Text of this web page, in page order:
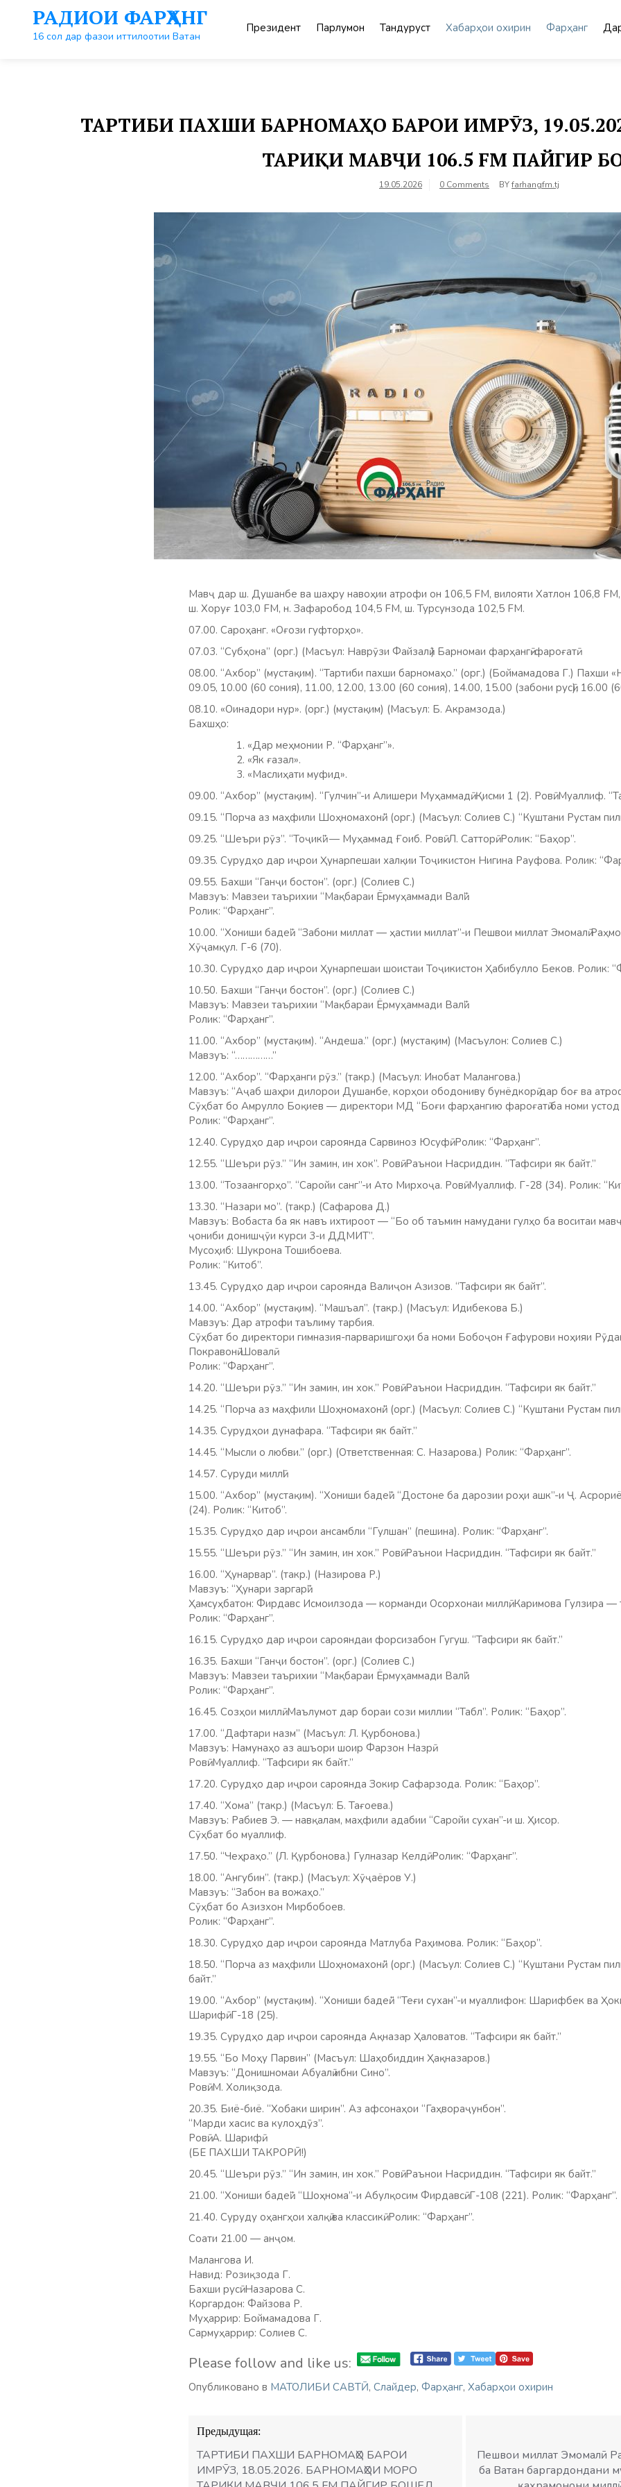
контенту
РАДИОИ ФАРҲАНГ
16 сол дар фазои иттилоотии Ватан
Президент Парлумон Тандурустӣ Хабарҳои охирин Фарҳанг
ТАРТИБИ ПАХШИ БАРНОМАҲО БАРОИ ИМРӮЗ,
ТАРИҚИ МАВҶИ 106.5 FM ПАЙГИР
19.05.2026 0 Comments BYfarhangfm.tj
Мавҷ дар ш. Душанбе ва шаҳру навоҳии атрофи он 106,5 FM, вилояти Хатлон 106,8
ш. Хоруғ 103,0 FM, н. Зафаробод 104,5 FM, ш. Турсунзода 102,5 FM.
07.00. Сароҳанг. «Оғози гуфторҳо».
07.03. “Субҳона” (орг.) (Масъул: Наврӯзи Файзалӣ.) Барномаи фарҳангӣ-фароғатӣ.
08.00. “Ахбор” (мустақим). “Тартиби пахши барномаҳо.” (орг.) (Боймамадова Г.) Пахши
09.05, 10.00 (60 сония), 11.00, 12.00, 13.00 (60 сония), 14.00, 15.00 (забони русӣ), 16.00
08.10. «Оинадори нур». (орг.) (мустақим) (Масъул: Б. Акрамзода.)
Бахшҳо:
«Дар меҳмонии Р. “Фарҳанг”».
«Як ғазал».
«Маслиҳати муфид».
09.00. “Ахбор” (мустақим). “Гулчин”-и Алишери Муҳаммадӣ. Қисми 1 (2). Ровӣ: Муаллиф.
09.15. “Порча аз маҳфили Шоҳномахонӣ.” (орг.) (Масъул: Солиев С.) “Куштани Рустам
09.25. “Шеъри рӯз”. “Тоҷикӣ” — Муҳаммад Ғоиб. Ровӣ: Л. Сатторӣ. Ролик: “Баҳор”.
09.35. Сурудҳо дар иҷрои Ҳунарпешаи халқии Тоҷикистон Нигина Рауфова. Ролик:
09.55. Бахши “Ганҷи бостон”. (орг.) (Солиев С.)
Мавзуъ: Мавзеи таърихии “Мақбараи Ёрмуҳаммади Валӣ”.
Ролик: “Фарҳанг”.
10.00. “Хониши бадеӣ”. “Забони миллат — ҳастии миллат”-и Пешвои миллат Эмомалӣ
Хӯҷамқул. Г-6 (70).
10.30. Сурудҳо дар иҷрои Ҳунарпешаи шоистаи Тоҷикистон Ҳабибулло Беков. Ролик:
10.50. Бахши “Ганҷи бостон”. (орг.) (Солиев С.)
Мавзуъ: Мавзеи таърихии “Мақбараи Ёрмуҳаммади Валӣ”.
Ролик: “Фарҳанг”.
11.00. “Ахбор” (мустақим). “Андеша.” (орг.) (мустақим) (Масъулон: Солиев С.)
Мавзуъ: “……………”
12.00. “Ахбор”. “Фарҳанги рӯз.” (такр.) (Масъул: Инобат Малангова.)
Мавзуъ: “Аҷаб шаҳри дилорои Душанбе, корҳои ободониву бунёдкорӣ дар боғ ва
Сӯҳбат бо Амрулло Боқиев — директори МД “Боғи фарҳангию фароғатӣ ба номи устод
Ролик: “Фарҳанг”.
12.40. Сурудҳо дар иҷрои сароянда Сарвиноз Юсуфӣ. Ролик: “Фарҳанг”.
12.55. “Шеъри рӯз.” “Ин замин, ин хок”. Ровӣ: Раънои Насриддин. “Тафсири як байт.”
13.00. “Тозаангорҳо”. “Саройи санг”-и Ато Мирхоҷа. Ровӣ: Муаллиф. Г-28 (34). Ролик:
13.30. “Назари мо”. (такр.) (Сафарова Д.)
Мавзуъ: Вобаста ба як навъ ихтироот — “Бо об таъмин намудани гулҳо ба воситаи
ҷониби донишҷӯи курси 3-и ДДМИТ”.
Мусоҳиб: Шукрона Тошибоева.
Ролик: “Китоб”.
13.45. Сурудҳо дар иҷрои сароянда Валиҷон Азизов. “Тафсири як байт”.
14.00. “Ахбор” (мустақим). “Машъал”. (такр.) (Масъул: Идибекова Б.)
Мавзуъ: Дар атрофи таълиму тарбия.
Сӯҳбат бо директори гимназия-парваришгоҳи ба номи Бобоҷон Ғафурови ноҳияи
Покравонӣ Шовалӣ.
Ролик: “Фарҳанг”.
14.20. “Шеъри рӯз.” “Ин замин, ин хок.” Ровӣ: Раънои Насриддин. “Тафсири як байт.”
14.25. “Порча аз маҳфили Шоҳномахонӣ.” (орг.) (Масъул: Солиев С.) “Куштани Рустам
14.35. Сурудҳои дунафара. “Тафсири як байт.”
14.45. “Мысли о любви.” (орг.) (Ответственная: С. Назарова.) Ролик: “Фарҳанг”.
14.57. Суруди миллӣ!
15.00. “Ахбор” (мустақим). “Хониши бадеӣ”. “Достоне ба дарозии роҳи ашк”-и Ҷ.
(24). Ролик: “Китоб”.
15.35. Сурудҳо дар иҷрои ансамбли “Гулшан” (пешина). Ролик: “Фарҳанг”.
15.55. “Шеъри рӯз.” “Ин замин, ин хок.” Ровӣ: Раънои Насриддин. “Тафсири як байт.”
16.00. “Ҳунарвар”. (такр.) (Назирова Р.)
Мавзуъ: “Ҳунари заргарӣ”.
Ҳамсуҳбатон: Фирдавс Исмоилзода — корманди Осорхонаи миллӣ, Каримова Гулзира —
Ролик: “Фарҳанг”.
16.15. Сурудҳо дар иҷрои сарояндаи форсизабон Гугуш. “Тафсири як байт.”
16.35. Бахши “Ганҷи бостон”. (орг.) (Солиев С.)
Мавзуъ: Мавзеи таърихии “Мақбараи Ёрмуҳаммади Валӣ”.
Ролик: “Фарҳанг”.
16.45. Созҳои миллӣ. Маълумот дар бораи сози миллии “Табл”. Ролик: “Баҳор”.
17.00. “Дафтари назм” (Масъул: Л. Қурбонова.)
Мавзуъ: Намунаҳо аз ашъори шоир Фарзон Назрӣ.
Ровӣ: Муаллиф. “Тафсири як байт.”
17.20. Сурудҳо дар иҷрои сароянда Зокир Сафарзода. Ролик: “Баҳор”.
17.40. “Хома” (такр.) (Масъул: Б. Тағоева.)
Мавзуъ: Рабиев Э. — навқалам, маҳфили адабии “Саройи сухан”-и ш. Ҳисор.
Сӯҳбат бо муаллиф.
17.50. “Чеҳраҳо.” (Л. Қурбонова.) Гулназар Келдӣ. Ролик: “Фарҳанг”.
18.00. “Ангубин”. (такр.) (Масъул: Хӯҷаёров У.)
Мавзуъ: “Забон ва вожаҳо.”
Сӯҳбат бо Азизхон Мирбобоев.
Ролик: “Фарҳанг”.
18.30. Сурудҳо дар иҷрои сароянда Матлуба Раҳимова. Ролик: “Баҳор”.
18.50. “Порча аз маҳфили Шоҳномахонӣ.” (орг.) (Масъул: Солиев С.) “Куштани Рустам
байт.”
19.00. “Ахбор” (мустақим). “Хониши бадеӣ.” “Теғи сухан”-и муаллифон: Шарифбек ва
Шарифӣ. Г-18 (25).
19.35. Сурудҳо дар иҷрои сароянда Ақназар Ҳаловатов. “Тафсири як байт.”
19.55. “Бо Моҳу Парвин” (Масъул: Шаҳобиддин Ҳақназаров.)
Мавзуъ: “Донишномаи Абуалӣ ибни Сино”.
Ровӣ: М. Холиқзода.
20.35. Биё-биё. “Хобаки ширин”. Аз афсонаҳои “Гаҳвораҷунбон”.
“Марди хасис ва кулоҳдӯз”.
Ровӣ: А. Шарифӣ.
(БЕ ПАХШИ ТАКРОРӢ!)
20.45. “Шеъри рӯз.” “Ин замин, ин хок.” Ровӣ: Раънои Насриддин. “Тафсири як байт.”
21.00. “Хониши бадеӣ”. “Шоҳнома”-и Абулқосим Фирдавсӣ. Г-108 (221). Ролик: “Фарҳанг”.
21.40. Суруду оҳангҳои халқӣ ва классикӣ. Ролик: “Фарҳанг”.
Соати 21.00 — анҷом.
Малангова И.
Навид: Розиқзода Г.
Бахши русӣ: Назарова С.
Коргардон: Файзова Р.
Муҳаррир: Боймамадова Г.
Сармуҳаррир: Солиев С.
Please follow and like us:
Опубликовано в МАТОЛИБИ САВТӢ, Слайдер, Фарҳанг, Хабарҳои охирин
Навигация
по
записям
Предыдущая:
ТАРТИБИ ПАХШИ БАРНОМАҲО БАРОИ
ИМРӮЗ, 18.05.2026. БАРНОМАҲОИ МОРО
Пешвои миллат Эмомалӣ
ба Ватан баргардондани